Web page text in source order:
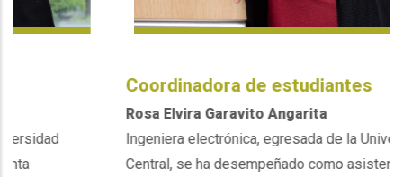
Coordinadora de estudiantes
Rosa Elvira Garavito Angarita
Ingeniera electrónica, egresada de la Universidad
Central, se ha desempeñado como asistenta